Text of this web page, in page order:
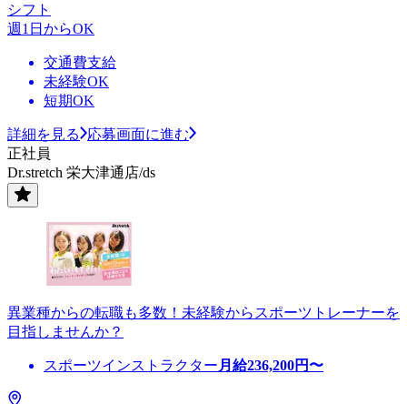
シフト
週1日からOK
交通費支給
未経験OK
短期OK
詳細を見る
応募画面に進む
正社員
Dr.stretch 栄大津通店/ds
異業種からの転職も多数！未経験からスポーツトレーナーを
目指しませんか？
スポーツインストラクター 月給236,200円〜